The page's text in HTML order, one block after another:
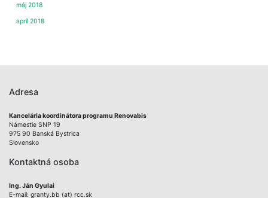
máj 2018
apríl 2018
Adresa
Kancelária koordinátora programu Renovabis
Námestie SNP 19
975 90 Banská Bystrica
Slovensko
Kontaktná osoba
Ing. Ján Gyulai
E-mail: granty.bb (at) rcc.sk